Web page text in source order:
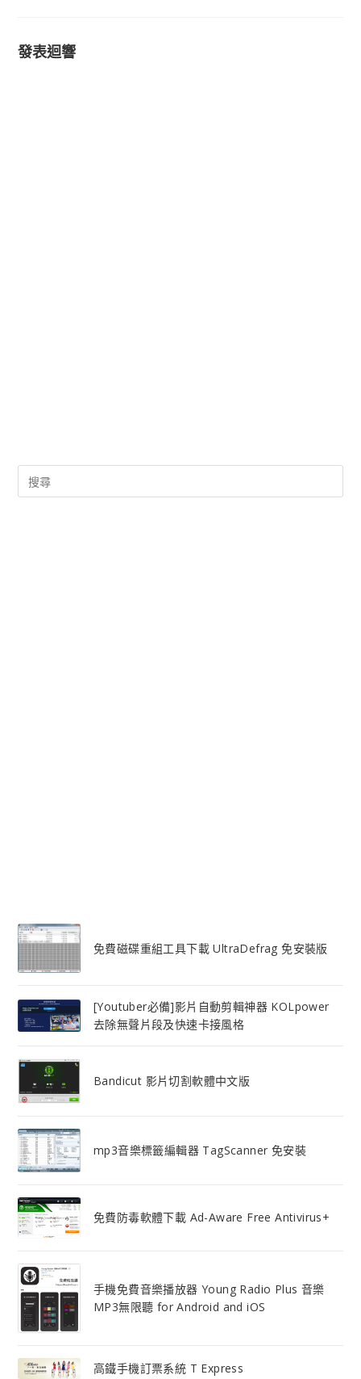
發表迴響
免費磁碟重組工具下載 UltraDefrag 免安裝版
[Youtuber必備]影片自動剪輯神器 KOLpower
去除無聲片段及快速卡接風格
Bandicut 影片切割軟體中文版
mp3音樂標籤編輯器 TagScanner 免安裝
免費防毒軟體下載 Ad-Aware Free Antivirus+
手機免費音樂播放器 Young Radio Plus 音樂
MP3無限聽 for Android and iOS
高鐵手機訂票系統 T Express